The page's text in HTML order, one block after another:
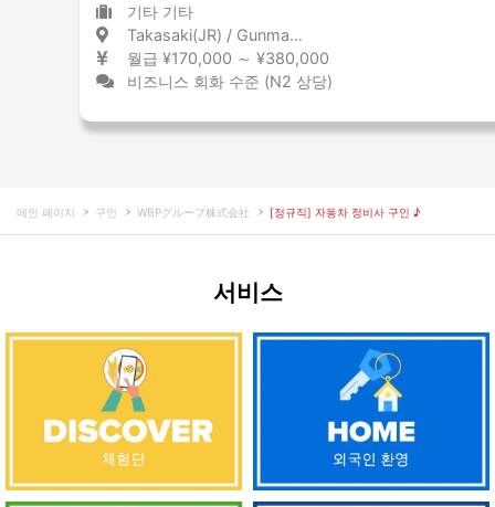
기타 기타
Takasaki(JR) / Gunma 高崎(JR) / 群馬県
월급 ¥170,000 ～ ¥380,000
비즈니스 회화 수준 (N2 상당)
메인 페이지 구인 WBPグループ株式会社 [정규직] 자동차 정비사 구인 ♪
서비스